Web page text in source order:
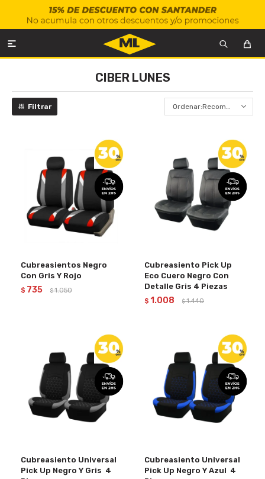

CIBER LUNES
Recomendados
Cubreasientos Negro
Con Gris Y Rojo
$ 735 $ 1.050
Cubreasiento Pick Up
Eco Cuero Negro Con
Detalle Gris 4 Piezas
$ 1.008 $ 1.440
Cubreasiento Universal
Pick Up Negro Y Gris 4
Cubreasiento Universal
Pick Up Negro Y Azul 4